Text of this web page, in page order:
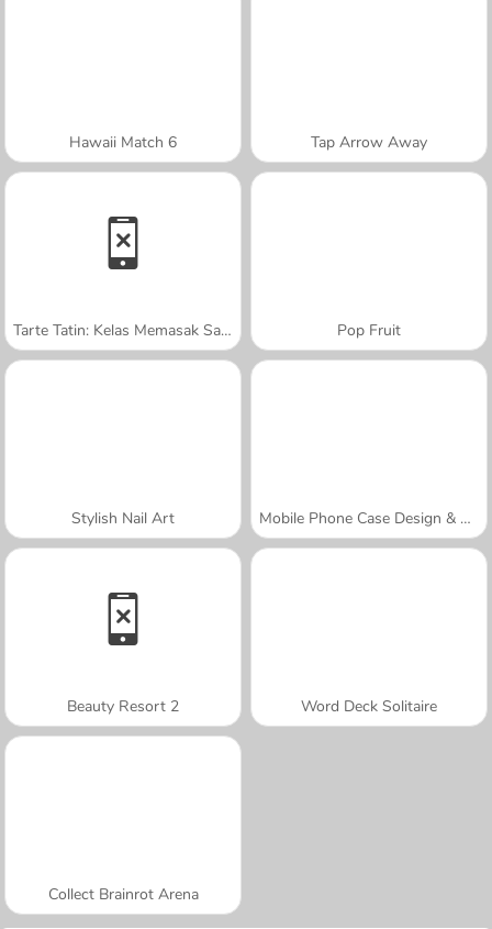
Hawaii Match 6 Tap Arrow Away
Tarte Tatin: Kelas Memasak Sara Pop Fruit
Stylish Nail Art Mobile Phone Case Design & DIY
Beauty Resort 2 Word Deck Solitaire
Collect Brainrot Arena